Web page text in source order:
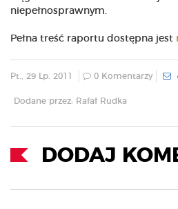
niepełnosprawnym.
Pełna treść raportu dostępna jest
Pt., 29 Lp. 2011 0 Komentarzy
Dodane przez: Rafał Rudka
DODAJ